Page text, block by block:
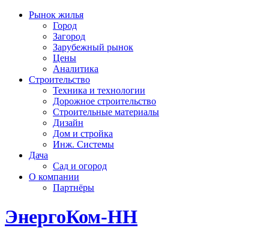
Рынок жилья
Город
Загород
Зарубежный рынок
Цены
Аналитика
Строительство
Техника и технологии
Дорожное строительство
Строительные материалы
Дизайн
Дом и стройка
Инж. Системы
Дача
Сад и огород
О компании
Партнёры
ЭнергоКом-НН